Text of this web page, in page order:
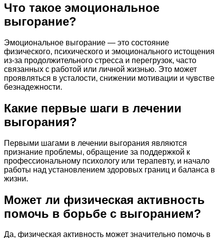
Что такое эмоциональное
выгорание?
Эмоциональное выгорание — это состояние
физического, психического и эмоционального истощения
из-за продолжительного стресса и перегрузок, часто
связанных с работой или личной жизнью. Это может
проявляться в усталости, снижении мотивации и чувстве
безнадежности.
Какие первые шаги в лечении
выгорания?
Первыми шагами в лечении выгорания являются
признание проблемы, обращение за поддержкой к
профессиональному психологу или терапевту, и начало
работы над установлением здоровых границ и баланса в
жизни.
Может ли физическая активность
помочь в борьбе с выгоранием?
Да, физическая активность может значительно помочь в